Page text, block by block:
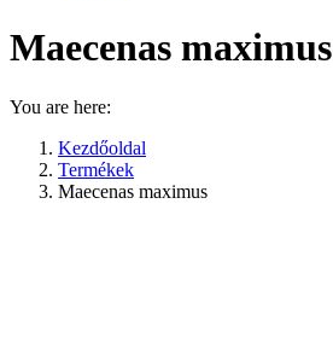
Maecenas maximus
You are here:
Kezdőoldal
Termékek
Maecenas maximus